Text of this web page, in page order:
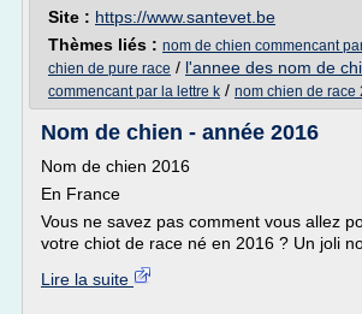
Site : https://www.santevet.be
Thèmes liés : nom de chien commencant par
chien de pure race / l'annee des nom de
commencant par la lettre k / nom chien de race
Nom de chien - année 2016
Nom de chien 2016
En France
Vous ne savez pas comment vous allez
votre chiot de race né en 2016 ? Un joli
Lire la suite